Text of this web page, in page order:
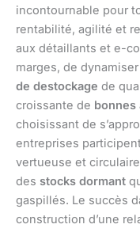
incontournable pour
rentabilité, agilité et
aux détaillants et e-
marges, de
de destockage de
croissante de bonnes
choisissant de
entreprises
vertueuse et
des stocks dormant
gaspillés. Le succès
construction d’une